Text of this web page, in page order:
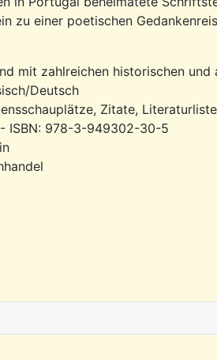
zu einer poetischen
mit zahlreichen historischen und
Deutsch
Zitate, Literaturliste
ISBN: 978-3-949302-30-5
Dia de Portugal in Hamburg